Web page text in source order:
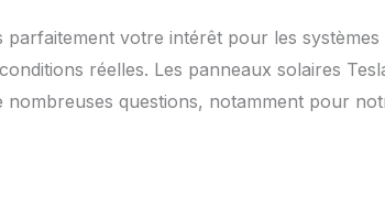
votre intérêt pour les systèmes
réelles. Les panneaux solaires
questions, notamment pour